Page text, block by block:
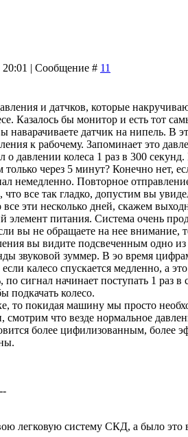
20:01 | Сообщение # 11
и датчков, которые
Казалось бы монитор и есть тот
наварачиваете датчик на нипель. В
к рабочему. Запоминает это
о давлении колеса 1 раз в 300
через 5 минут? Конечно нет,
немедленно. Повторное
все так гладко, допустим вы
все эти несколько дней, скажем
элемент питания. Система очень
вы не обращаете на нее внимание,
вы видите подсвеченным одно
звуковой зуммер. В эо время
калесо спускается медленно, а
сигнал начинает поступать 1 раз
подкачать колесо.
то покидая машину мы просто
смотрим что везде нормальное
более цифилизованным,
легковую систему СКД, а было это